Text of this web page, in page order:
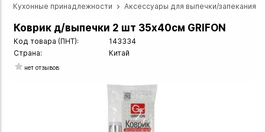
Кухонные принадлежности Аксессуары для выпечки/запекания
Коврик д/выпечки 2 шт 35х40см GRIFON
Код товара (ПНТ):
143334
Страна:
Китай
нет отзывов